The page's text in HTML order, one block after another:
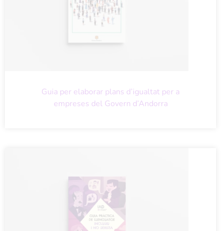
Guia per elaborar plans d’igualtat per a
empreses del Govern d’Andorra